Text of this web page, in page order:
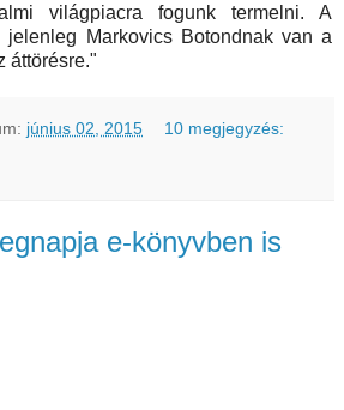
világpiacra fogunk termelni. A
jelenleg Markovics Botondnak van a
áttörésre."
június 02, 2015 10 megjegyzés:
e-könyvben is